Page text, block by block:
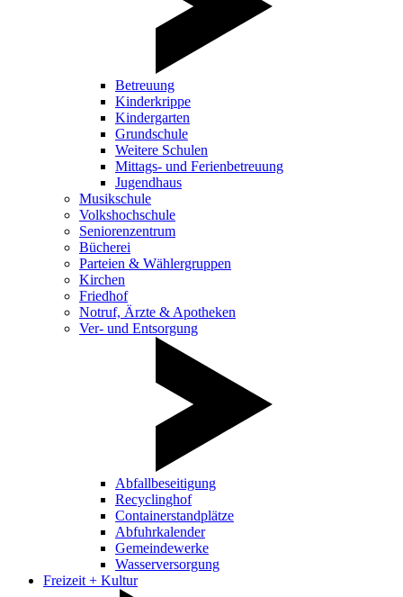
Betreuung
Kinderkrippe
Kindergarten
Grundschule
Weitere Schulen
Mittags- und Ferienbetreuung
Jugendhaus
Musikschule
Volkshochschule
Seniorenzentrum
Bücherei
Parteien & Wählergruppen
Kirchen
Friedhof
Notruf, Ärzte & Apotheken
Ver- und Entsorgung
Abfallbeseitigung
Recyclinghof
Containerstandplätze
Abfuhrkalender
Gemeindewerke
Wasserversorgung
Freizeit + Kultur